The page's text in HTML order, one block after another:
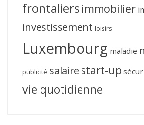
frontaliers immobilier
investissement loisirs
Luxembourg maladie
publicité salaire start-up
vie quotidienne